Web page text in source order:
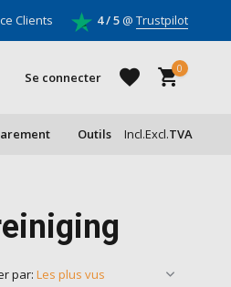
Pour bricoleurs &
Clients 4 / 5@ Trustpilot
Se connecter
S'inscrire
0
Outils Incl.Excl.TVA
par: